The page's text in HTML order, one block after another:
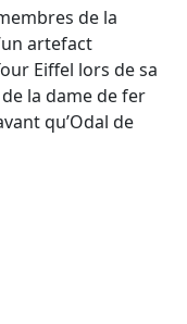
de la
artefact
Eiffel lors de sa
la dame de fer
qu’Odal de